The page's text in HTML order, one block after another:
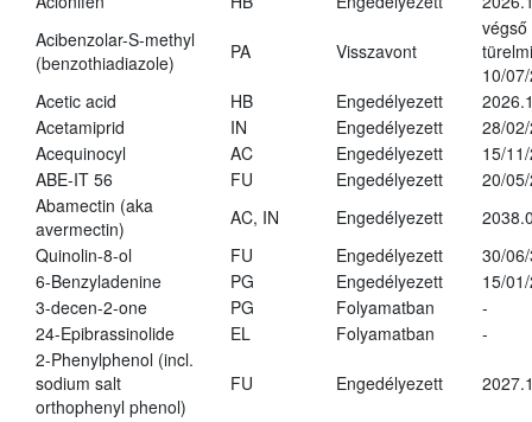
Acibenzolar-S-methyl
(benzothiadiazole)
PA Visszavont
végső
10/
Acetic acid
HB Engedélyezett
Acetamiprid
IN Engedélyezett
28/
Acequinocyl
AC Engedélyezett
15/
ABE-IT 56
FU Engedélyezett
20/
Abamectin (aka
avermectin)
AC, IN Engedélyezett
Quinolin-8-ol
FU Engedélyezett
30/
6-Benzyladenine
PG Engedélyezett
15/
3-decen-2-one
PG Folyamatban
-
24-Epibrassinolide
EL Folyamatban
-
2-Phenylphenol (incl.
sodium salt
orthophenyl phenol)
FU Engedélyezett